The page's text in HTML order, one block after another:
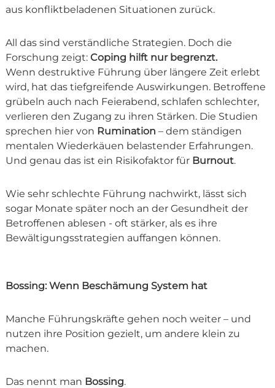
aus konfliktbeladenen Situationen zurück.
All das sind verständliche Strategien. Doch die
Forschung zeigt: Coping hilft nur begrenzt.
Wenn destruktive Führung über längere Zeit erlebt
wird, hat das tiefgreifende Auswirkungen. Betroffene
grübeln auch nach Feierabend, schlafen schlechter,
verlieren den Zugang zu ihren Stärken. Die Studien
sprechen hier von Rumination – dem ständigen
mentalen Wiederkäuen belastender Erfahrungen.
Und genau das ist ein Risikofaktor für Burnout.
Wie sehr schlechte Führung nachwirkt, lässt sich
sogar Monate später noch an der Gesundheit der
Betroffenen ablesen - oft stärker, als es ihre
Bewältigungsstrategien auffangen können.
Bossing: Wenn Beschämung System hat
Manche Führungskräfte gehen noch weiter – und
nutzen ihre Position gezielt, um andere klein zu
machen.
Das nennt man Bossing.